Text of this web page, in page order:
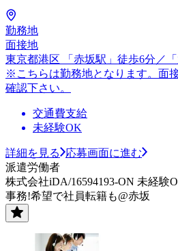
勤務地
面接地
東京都港区 「赤坂駅」徒歩6分／
※こちらは勤務地となります。面
確認下さい。
交通費支給
未経験OK
詳細を見る
応募画面に進む
派遣労働者
株式会社iDA/16594193-ON 未経験
事務!希望で社員転籍も@赤坂